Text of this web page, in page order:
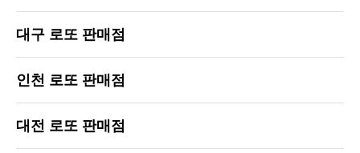
대구 로또 판매점
인천 로또 판매점
대전 로또 판매점